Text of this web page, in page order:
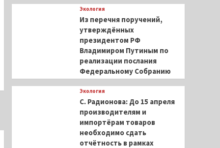
Экология
Из перечня поручений,
утверждённых
президентом РФ
Владимиром Путиным по
реализации послания
Федеральному Собранию
Экология
С. Радионова: До 15 апреля
производителям и
импортёрам товаров
необходимо сдать
отчётность в рамках